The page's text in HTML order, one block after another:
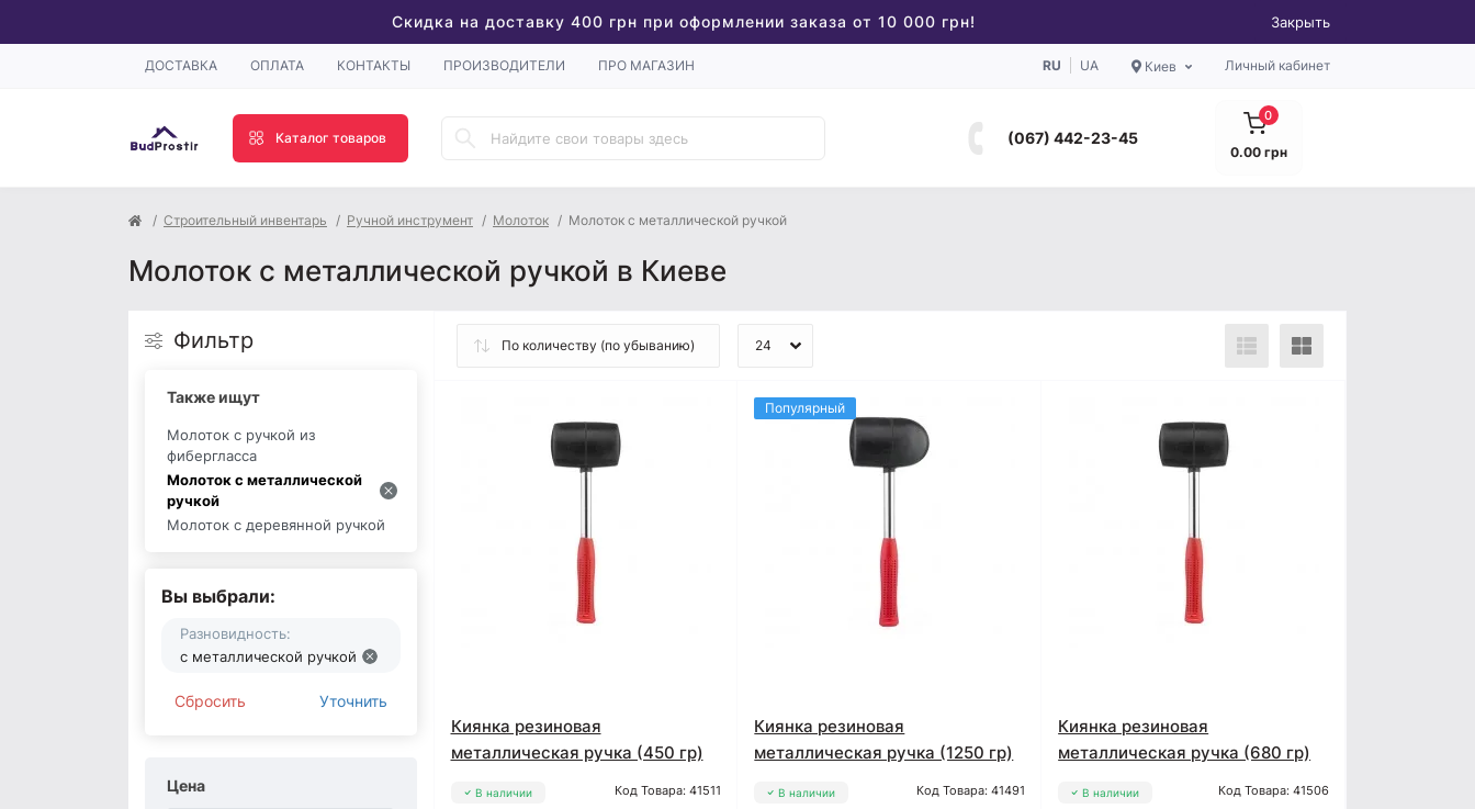
Скидка на доставку 400 грн при оформлении заказа от 10 000 грн! Закрыть
ДОСТАВКА ОПЛАТА КОНТАКТЫ ПРОИЗВОДИТЕЛИ ПРО МАГАЗИН RU UA Киев Личный кабинет
Каталог товаров (067) 442-23-45
0
0.00 грн
Строительный инвентарь Ручной инструмент Молоток Молоток с металлической ручкой
Молоток с металлической ручкой в Киеве
Фильтр
Также ищут
Молоток с ручкой из
фибергласса
Молоток с металлической
ручкой
Молоток с деревянной ручкой
Вы выбрали:
Разновидность:
с металлической ручкой
Сбросить Уточнить
Цена
Киянка резиновая
металлическая ручка (450 гр)
В наличии Код Товара: 41511
Популярный
Киянка резиновая
металлическая ручка (1250 гр)
В наличии Код Товара: 41491
Киянка резиновая
металлическая ручка (680 гр)
В наличии Код Товара: 41506